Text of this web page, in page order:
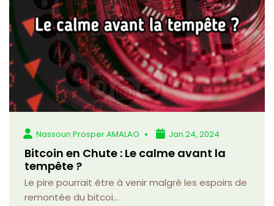
Nassoun Prosper AMALAO Jan 24, 2024
Bitcoin en Chute : Le calme avant la
tempête ?
Le pire pourrait être à venir malgré les espoirs de
remontée du bitcoi...